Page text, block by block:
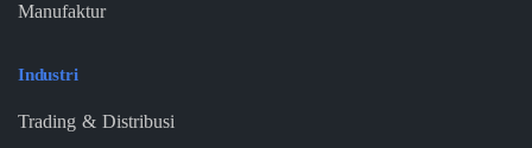
Manufaktur
Industri
Trading & Distribusi